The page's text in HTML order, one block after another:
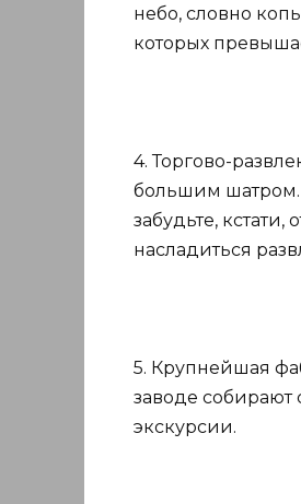
небо, словно
которых
4. Торгово-
большим шатром.
забудьте,
насладиться
5. Крупнейшая
заводе собирают
экскурсии.